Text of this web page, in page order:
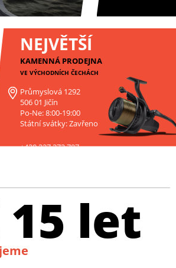
NEJVĚTŠÍ
KAMENNÁ PRODEJNA
VE VÝCHODNÍCH ČECHÁCH
Průmyslová 1292
506 01 Jičín
Po-Ne: 8:00-19:00
Státní svátky: Zavřeno
+420 227 272 797
let